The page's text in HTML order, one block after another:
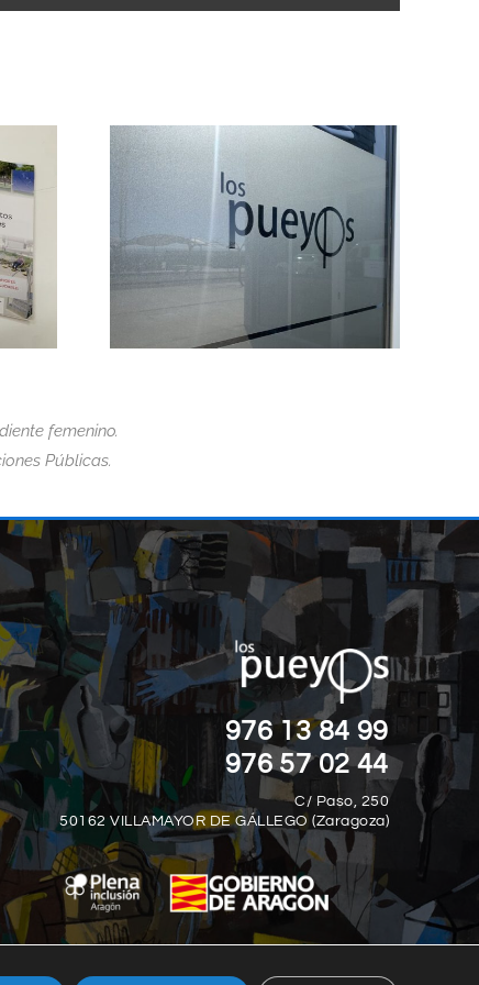
femenino.
Públicas.
“EL MIEDO ES LA MAYOR
DE TODAS.“
Nick Vujicic
976 13 84 99
976 57 02 44
C/ Paso, 250
50162 VILLAMAYOR DE GÁLLEGO (Zaragoza)